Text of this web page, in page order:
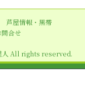
芦屋情報・黒帯
合せ
人 All rights reserved.